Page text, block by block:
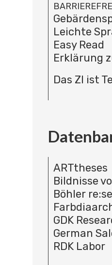
Leichte
Easy Read
Erklärung
Das ZI ist
ARTtheses
Bildnisse
Böhler
GDK
German
RDK Labor